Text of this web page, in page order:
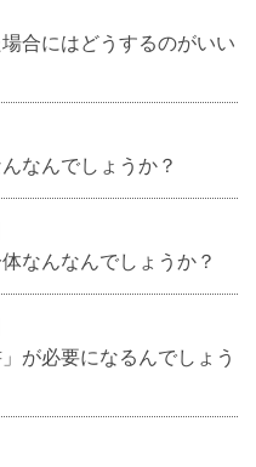
合にはどうするのがいい
なんでしょうか？
なんなんでしょうか？
が必要になるんでしょう